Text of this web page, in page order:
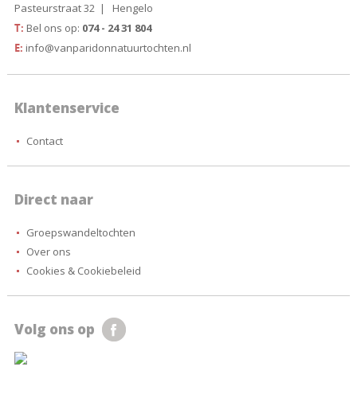
Pasteurstraat 32 | Hengelo
T: Bel ons op: 074 - 24 31 804
E: info@vanparidonnatuurtochten.nl
Klantenservice
Contact
Direct naar
Groepswandeltochten
Over ons
Cookies & Cookiebeleid
Volg ons op